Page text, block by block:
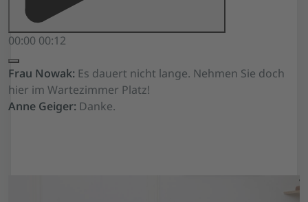
00:00 00:12
Frau Nowak: Es dauert nicht lange. Nehmen Sie doch
hier im Wartezimmer Platz!
Anne Geiger: Danke.